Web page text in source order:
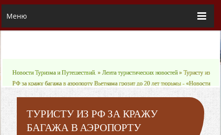
Меню
Новости Туризма и Путешествий. »Лента туристических новостей » Туристу из
РФ за кражу багажа в аэропорту Вьетнама грозит до 20 лет тюрьмы - «Новости
туризма»
ТУРИСТУ ИЗ РФ ЗА КРАЖУ
БАГАЖА В АЭРОПОРТУ